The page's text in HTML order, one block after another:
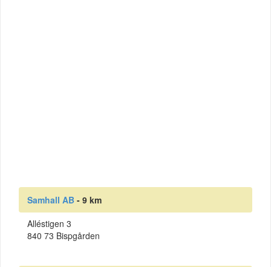
Samhall AB - 9 km
Alléstigen 3
840 73 Bispgården